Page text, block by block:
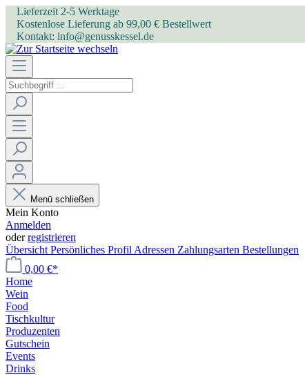
Lieferzeit 2-5 Werktage
Kostenlose Lieferung ab 99,00 € Bestellwert
Kontakt: info@genusskessel.de
Menü schließen
Mein Konto
Anmelden
oderregistrieren
Übersicht Persönliches Profil Adressen Zahlungsarten Bestellungen
0,00 €*
Home
Wein
Food
Tischkultur
Produzenten
Gutschein
Events
Drinks